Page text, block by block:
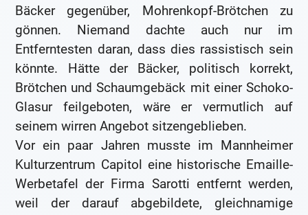
Bäcker gegenüber, Mohrenkopf-Brötchen zu
gönnen. Niemand dachte auch nur im
Entferntesten daran, dass dies rassistisch sein
könnte. Hätte der Bäcker, politisch korrekt,
Brötchen und Schaumgebäck mit einer Schoko-
Glasur feilgeboten, wäre er vermutlich auf
seinem wirren Angebot sitzengeblieben.
Vor ein paar Jahren musste im Mannheimer
Kulturzentrum Capitol eine historische Emaille-
Werbetafel der Firma Sarotti entfernt werden,
weil der darauf abgebildete, gleichnamige